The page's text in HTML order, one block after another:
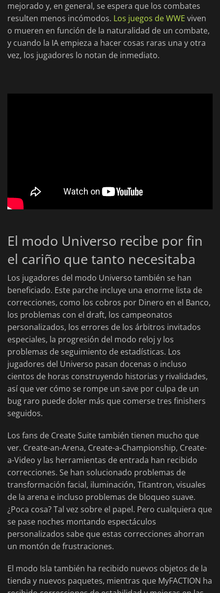
mejorado y, en general, se espera que los combates
resulten menos incómodos. Los juegos de WWE viven
o mueren en función de la naturalidad de un combate,
y cuando la IA empieza a hacer cosas raras una y otra
vez, los jugadores lo notan de inmediato.
El modo Universo recibe por fin
el cariño que tanto necesitaba
Los jugadores del modo Universo también se han
beneficiado. Este parche incluye una enorme lista de
correcciones, como los cobros por Dinero en el Banco,
los problemas con el draft, los campeonatos
personalizados, los errores de los árbitros invitados
especiales, la progresión del modo reloj y los
problemas de seguimiento de estadísticas. Los
jugadores del Universo pasan docenas o incluso
cientos de horas construyendo historias y rivalidades,
así que ver cómo se rompe un save por culpa de un
bug raro puede doler más que comerse tres finishers
seguidos.
Los fans de Create Suite también tienen mucho que
ver. Create-an-Arena, Create-a-Championship, Create-
a-Video y las herramientas de entrada han recibido
correcciones. Se han solucionado problemas de
transformación facial, iluminación, Titantron, visuales
de la arena e incluso problemas de bloqueo suave.
¿Poca cosa? Tal vez sobre el papel. Pero cualquiera que
se pase noches montando espectáculos
personalizados sabe que estas correcciones ahorran
un montón de frustraciones.
El modo Isla también ha recibido nuevos objetos de la
tienda y nuevos paquetes, mientras que MyFACTION ha